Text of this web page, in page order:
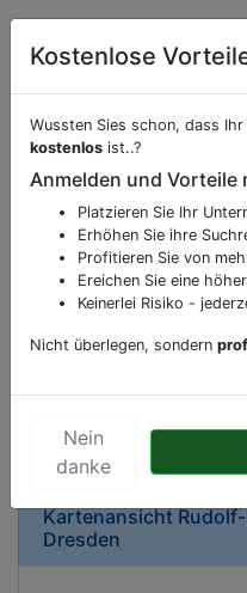
Beschreibung &
Sie möchten eine
oder andere
Klicken Sie bittehier
Gerne erweitern wir
Sonderangebote
Ihren Wettbewerbern
Kartenansicht
Dresden
Kostenlose
Wussten Sies schon, dass
kostenlos ist..?
Anmelden und Vorteile
Platzieren Sie Ihr
Erhöhen Sie ihre
Profitieren Sie von
Ereichen Sie eine
Keinerlei Risiko -
Nicht überlegen, sondern
Nein
danke